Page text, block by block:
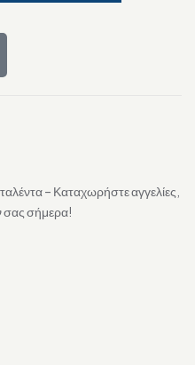
– Καταχωρήστε αγγελίες,
σας σήμερα!